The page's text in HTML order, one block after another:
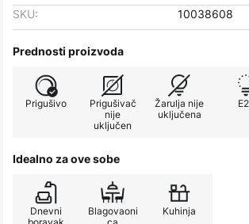
SKU:
10038608
Prednosti proizvoda
Prigušivo
Prigušivač
nije
uključen
Žarulja nije
uključena
Idealno za ove sobe
Dnevni
Blagovaoni
Kuhinja